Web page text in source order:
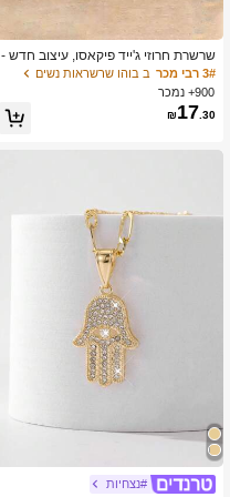
שרשרת חרוזי ג'ייד פיקאסו, עיצוב חדש -
מתנה פשוטה ומתכווננת ליום הולדת, אס
תטית
3# רבי מכר
ב בוהו שרשראות נשים
900+ נמכר
₪17 .30
#נצחיות